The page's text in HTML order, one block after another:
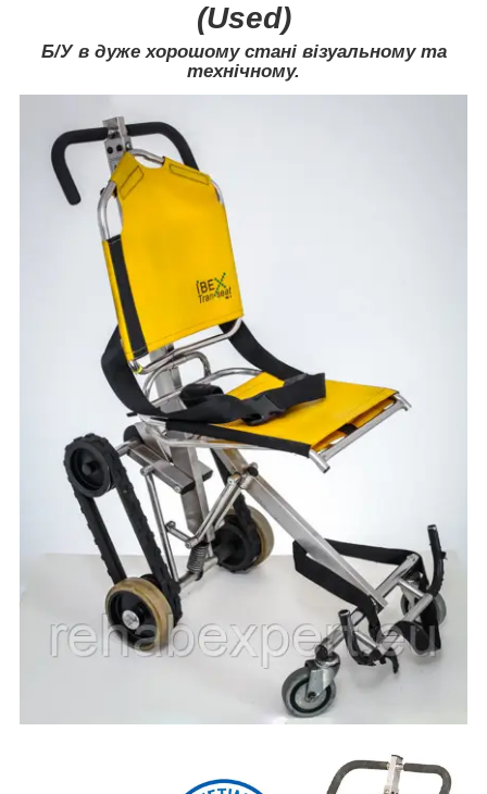
(Used)
Б/У в дуже хорошому стані візуальному та
технічному.